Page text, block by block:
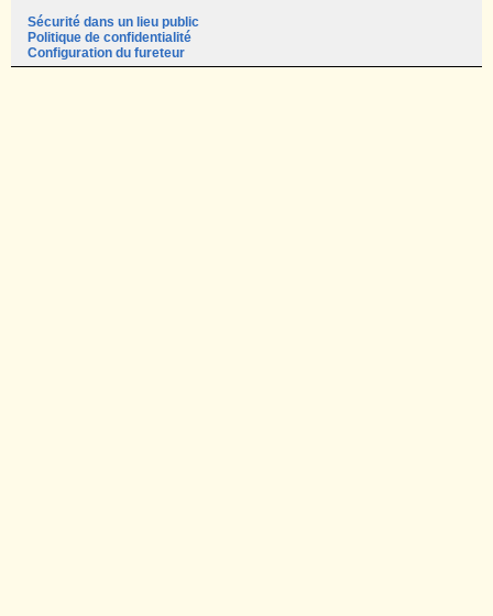
Sécurité dans un lieu public
Politique de confidentialité
Configuration du fureteur